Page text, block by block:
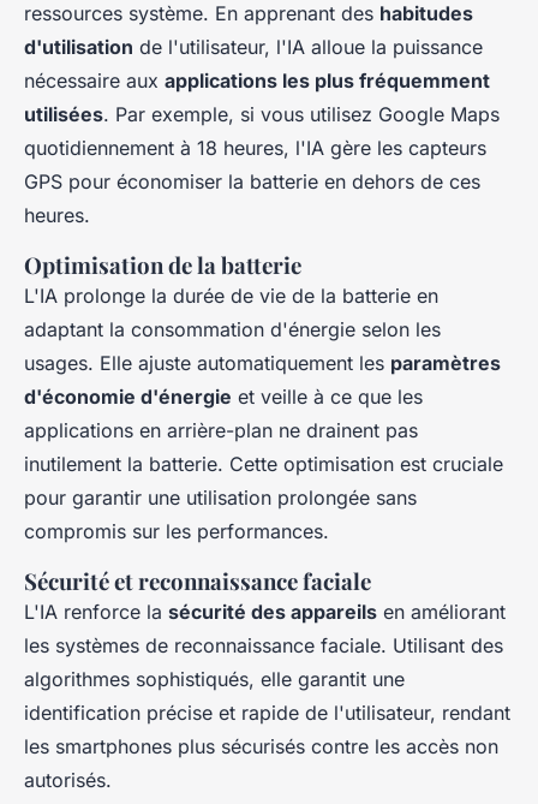
ressources système. En apprenant des habitudes
d'utilisation de l'utilisateur, l'IA alloue la puissance
nécessaire aux applications les plus fréquemment
utilisées. Par exemple, si vous utilisez Google Maps
quotidiennement à 18 heures, l'IA gère les capteurs
GPS pour économiser la batterie en dehors de ces
heures.
Optimisation de la batterie
L'IA prolonge la durée de vie de la batterie en
adaptant la consommation d'énergie selon les
usages. Elle ajuste automatiquement les paramètres
d'économie d'énergie et veille à ce que les
applications en arrière-plan ne drainent pas
inutilement la batterie. Cette optimisation est cruciale
pour garantir une utilisation prolongée sans
compromis sur les performances.
Sécurité et reconnaissance faciale
L'IA renforce la sécurité des appareils en améliorant
les systèmes de reconnaissance faciale. Utilisant des
algorithmes sophistiqués, elle garantit une
identification précise et rapide de l'utilisateur, rendant
les smartphones plus sécurisés contre les accès non
autorisés.